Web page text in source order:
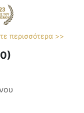
περισσότερα >>